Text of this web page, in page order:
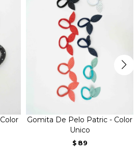
Gomita De Pelo Patric - Color
Unico
$ 89